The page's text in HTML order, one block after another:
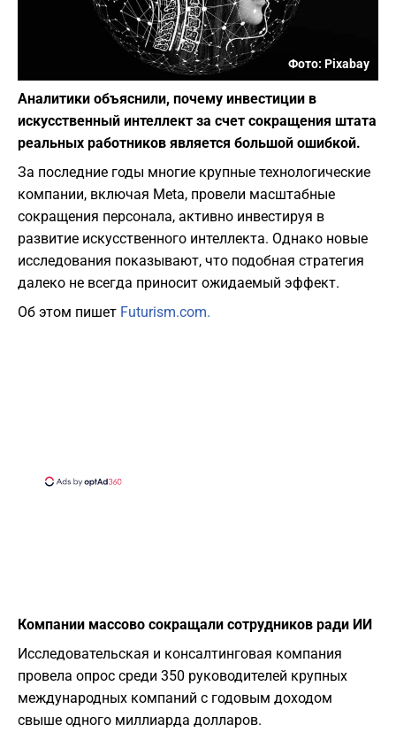
Фото: Pixabay
Аналитики объяснили, почему инвестиции в
искусственный интеллект за счет сокращения штата
реальных работников является большой ошибкой.
За последние годы многие крупные технологические
компании, включая Meta, провели масштабные
сокращения персонала, активно инвестируя в
развитие искусственного интеллекта. Однако новые
исследования показывают, что подобная стратегия
далеко не всегда приносит ожидаемый эффект.
Об этом пишет Futurism.com.
Компании массово сокращали сотрудников ради ИИ
Исследовательская и консалтинговая компания
провела опрос среди 350 руководителей крупных
международных компаний с годовым доходом
свыше одного миллиарда долларов.